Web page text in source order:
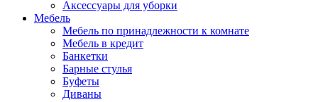
Аксессуары для уборки
Мебель
Мебель по принадлежности к комнате
Мебель в кредит
Банкетки
Барные стулья
Буфеты
Диваны